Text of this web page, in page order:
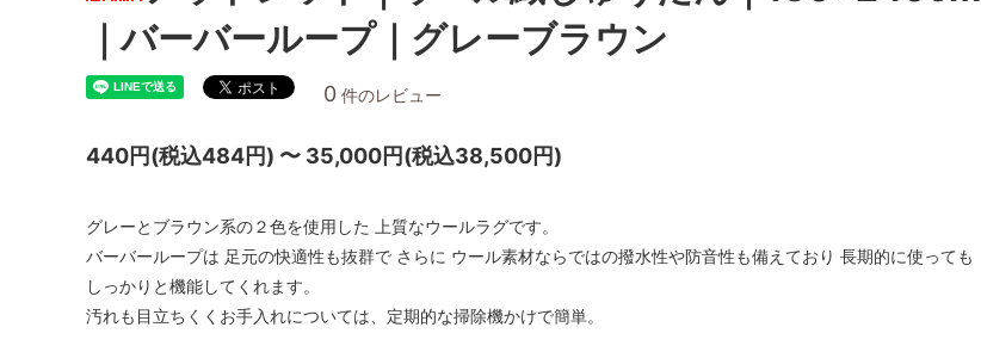
｜バーバーループ｜グレーブラウン
0 件のレビュー
440円(税込484円) 〜 35,000円(税込38,500円)
グレーとブラウン系の２色を使用した 上質なウールラグです。
バーバーループは 足元の快適性も抜群で さらに ウール素材ならではの撥水性や防音性も備えており 長期的に使っても
しっかりと機能してくれます。
汚れも目立ちくくお手入れについては、定期的な掃除機かけで簡単。